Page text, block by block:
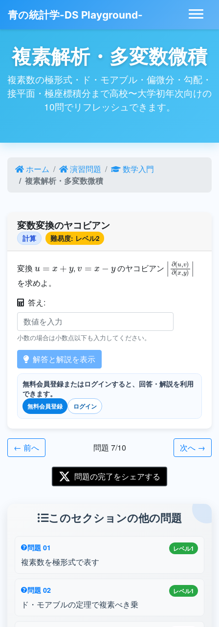
青の統計学-DS Playground-
複素解析・多変数微積
複素数の極形式・ド・モアブル・偏微分・勾配・
接平面・極座標積分まで高校〜大学初年次向けの
10問でリフレッシュできます。
ホーム 演習問題
数学入門
複素解析・多変数微積
変数変換のヤコビアン
計算 難易度: レベル2
変換 , のヤコビアン
|∂ (u,v) ∂
を求めよ。
答え:
小数の場合は小数点以下も入力してください。
解答と解説を表示
無料会員登録またはログインすると、回答・解説を利用
できます。
無料会員登録 ログイン
← 前へ 問題 7/10 次へ →
問題の完了をシェアする
このセクションの他の問題
レベル1
問題 01
複素数を極形式で表す
レベル1
問題 02
ド・モアブルの定理で複素べき乗